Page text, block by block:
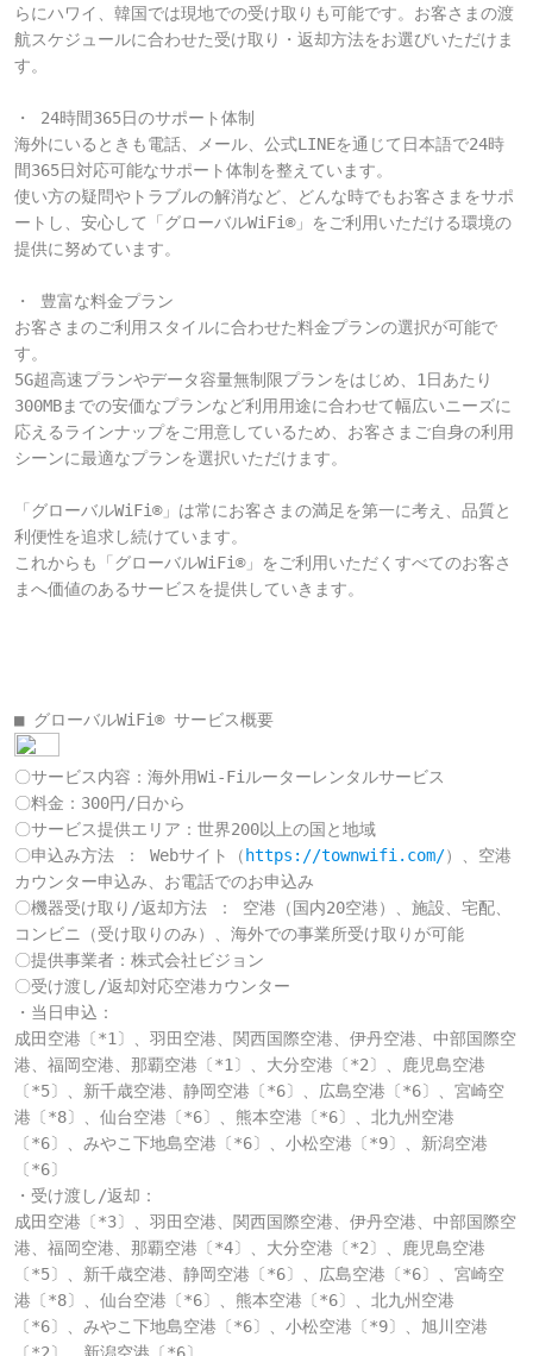
らにハワイ、韓国では現地での受け取りも可能です。お客さまの渡
航スケジュールに合わせた受け取り・返却方法をお選びいただけま
す。
・ 24時間365日のサポート体制
海外にいるときも電話、メール、公式LINEを通じて日本語で24時
間365日対応可能なサポート体制を整えています。
使い方の疑問やトラブルの解消など、どんな時でもお客さまをサポ
ートし、安心して「グローバルWiFi®」をご利用いただける環境の
提供に努めています。
・ 豊富な料金プラン
お客さまのご利用スタイルに合わせた料金プランの選択が可能で
す。
5G超高速プランやデータ容量無制限プランをはじめ、1日あたり
300MBまでの安価なプランなど利用用途に合わせて幅広いニーズに
応えるラインナップをご用意しているため、お客さまご自身の利用
シーンに最適なプランを選択いただけます。
「グローバルWiFi®」は常にお客さまの満足を第一に考え、品質と
利便性を追求し続けています。
これからも「グローバルWiFi®」をご利用いただくすべてのお客さ
まへ価値のあるサービスを提供していきます。
■ グローバルWiFi® サービス概要
〇サービス内容：海外用Wi-Fiルーターレンタルサービス
〇料金：300円/日から
〇サービス提供エリア：世界200以上の国と地域
〇申込み方法 ： Webサイト（ https://townwifi.com/）、空港
カウンター申込み、お電話でのお申込み
〇機器受け取り/返却方法 ： 空港（国内20空港）、施設、宅配、
コンビニ（受け取りのみ）、海外での事業所受け取りが可能
〇提供事業者：株式会社ビジョン
〇受け渡し/返却対応空港カウンター
・当日申込：
成田空港〔*1〕、羽田空港、関西国際空港、伊丹空港、中部国際空
港、福岡空港、那覇空港〔*1〕、大分空港〔*2〕、鹿児島空港
〔*5〕、新千歳空港、静岡空港〔*6〕、広島空港〔*6〕、宮崎空
港〔*8〕、仙台空港〔*6〕、熊本空港〔*6〕、北九州空港
〔*6〕、みやこ下地島空港〔*6〕、小松空港〔*9〕、新潟空港
〔*6〕
・受け渡し/返却：
成田空港〔*3〕、羽田空港、関西国際空港、伊丹空港、中部国際空
港、福岡空港、那覇空港〔*4〕、大分空港〔*2〕、鹿児島空港
〔*5〕、新千歳空港、静岡空港〔*6〕、広島空港〔*6〕、宮崎空
港〔*8〕、仙台空港〔*6〕、熊本空港〔*6〕、北九州空港
〔*6〕、みやこ下地島空港〔*6〕、小松空港〔*9〕、旭川空港